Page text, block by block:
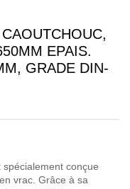
EPAIS.
GRADE DIN-
conçue
vrac. Grâce à sa